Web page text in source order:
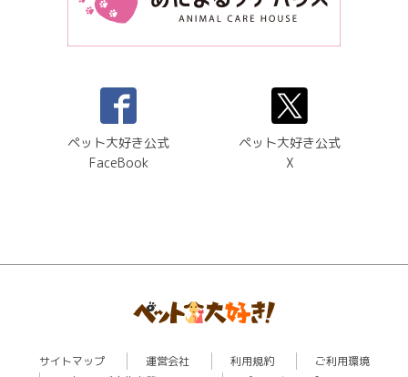
ペット大好き公式
FaceBook
ペット大好き公式
X
サイトマップ 運営会社 利用規約
ご利用環境